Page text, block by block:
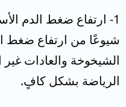
1- ارتفاع ضغط الدم
شيوعًا من ارتفاع ضغط
الشيخوخة والعادات
الرياضة بشكل كافٍ.